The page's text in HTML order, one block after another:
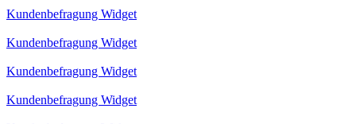
Kundenbefragung Widget
Kundenbefragung Widget
Kundenbefragung Widget
Kundenbefragung Widget